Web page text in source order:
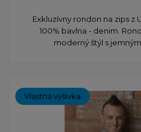
Exkluzívny rondon na zips z
100% bavlna - denim.
moderný štýl s
Vlastná výšivka